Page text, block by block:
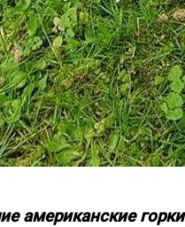
американские горки